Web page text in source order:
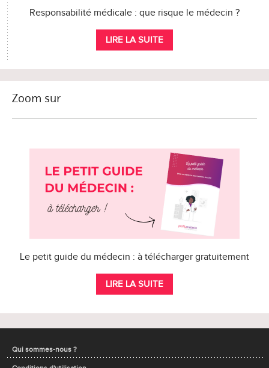
Responsabilité médicale : que risque le médecin ?
LIRE LA SUITE
Zoom sur
Le petit guide du médecin : à télécharger gratuitement
LIRE LA SUITE
Qui sommes-nous ?